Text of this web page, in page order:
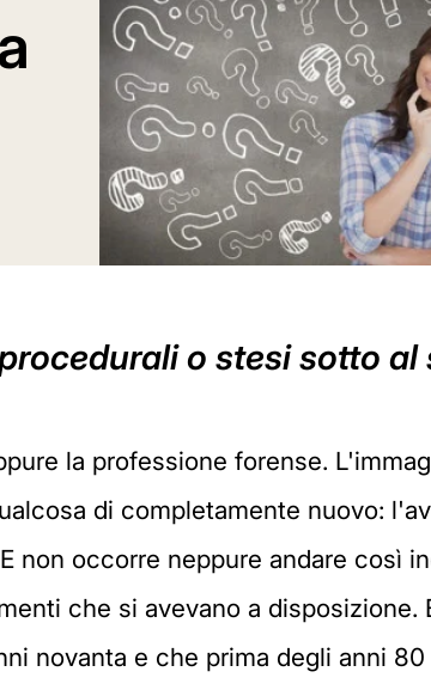
o stesi sotto al
la professione forense.
di completamente nuovo:
non occorre neppure andare così
che si avevano a disposizione.
novanta e che prima degli anni 80